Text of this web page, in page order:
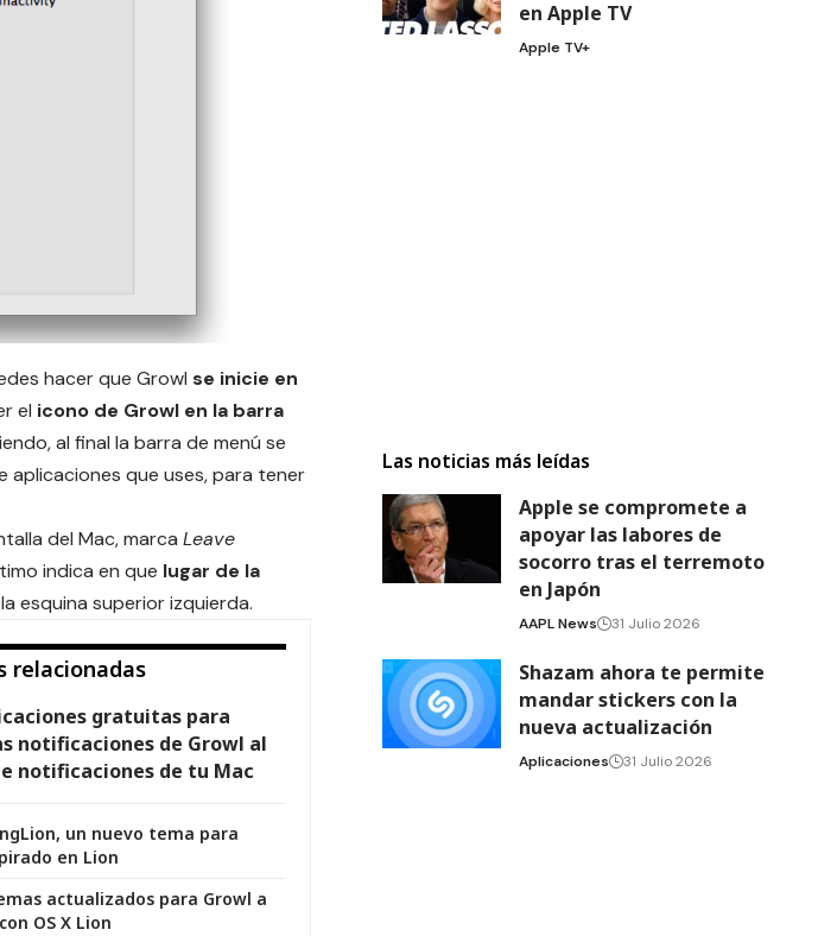
hacer que Growl se inicie en
el icono de Growl en la barra
al final la barra de menú se
aplicaciones que uses, para tener
del Mac, marca Leave
indica en que lugar de la
esquina superior izquierda.
relacionadas
gratuitas para
notificaciones de Growl al
notificaciones de tu Mac
un nuevo tema para
en Lion
actualizados para Growl a
OS X Lion
en Apple TV
Apple TV+
Las noticias más leídas
Apple se compromete a
apoyar las labores de
socorro tras el terremoto
en Japón
AAPL News 31 Julio 2026
Shazam ahora te permite
mandar stickers con la
nueva actualización
Aplicaciones 31 Julio 2026